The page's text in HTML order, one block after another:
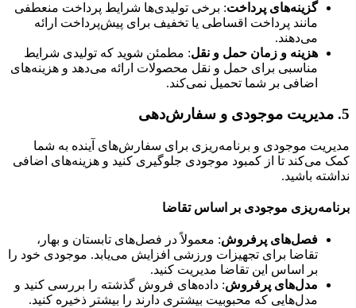
گزینه‌های پرداخت: برخی تولیدی‌ها شرایط پرداخت منعطفی
مانند پرداخت اقساطی یا تخفیف برای پیش‌پرداخت ارائه
می‌دهند.
هزینه و زمان حمل و نقل: مطمئن شوید که تولیدی شرایط
مناسبی برای حمل و نقل محصولات ارائه می‌دهد و هزینه‌های
اضافی بر شما تحمیل نمی‌کند.
5. مدیریت موجودی و سفارش‌دهی
مدیریت موجودی و برنامه‌ریزی برای سفارش‌های آینده به شما
کمک می‌کند تا از کمبود موجودی جلوگیری کنید و هزینه‌های اضافی
نداشته باشید.
برنامه‌ریزی موجودی بر اساس تقاضا
فصل‌های پرفروش: معمولاً در فصل‌های تابستان و بهار،
تقاضا برای تجهیزات ورزشی افزایش می‌یابد. موجودی خود را
بر اساس این تقاضا مدیریت کنید.
مدل‌های پرفروش: داده‌های فروش گذشته را بررسی کنید و
مدل‌هایی که محبوبیت بیشتری دارند را بیشتر ذخیره کنید.